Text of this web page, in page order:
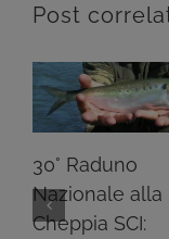
Post
30° Raduno
Nazionale alla
Cheppia SCI: